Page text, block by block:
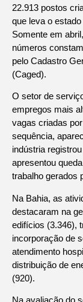
22.913 postos
que leva o
Somente em
números
pelo Cadastro
(Caged).
O setor de
empregos mais
vagas criadas
sequência,
indústria
apresentou
trabalho gerados
Na Bahia, as
destacaram na
edifícios (3.346),
incorporação de
atendimento
distribuição de
(920).
Na avaliação do